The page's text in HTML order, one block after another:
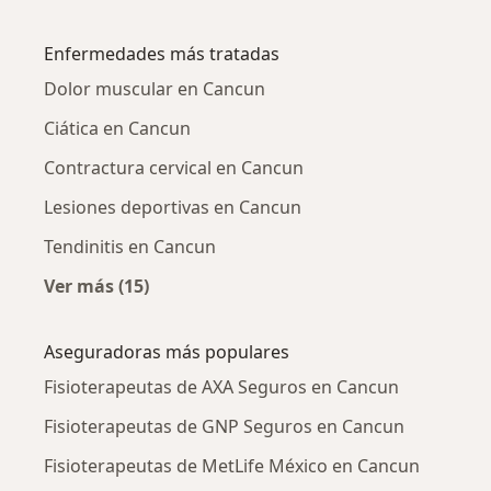
Enfermedades más tratadas
Dolor muscular en Cancun
Ciática en Cancun
Contractura cervical en Cancun
Lesiones deportivas en Cancun
Tendinitis en Cancun
Ver más (15)
Aseguradoras más populares
Fisioterapeutas de AXA Seguros en Cancun
Fisioterapeutas de GNP Seguros en Cancun
Fisioterapeutas de MetLife México en Cancun